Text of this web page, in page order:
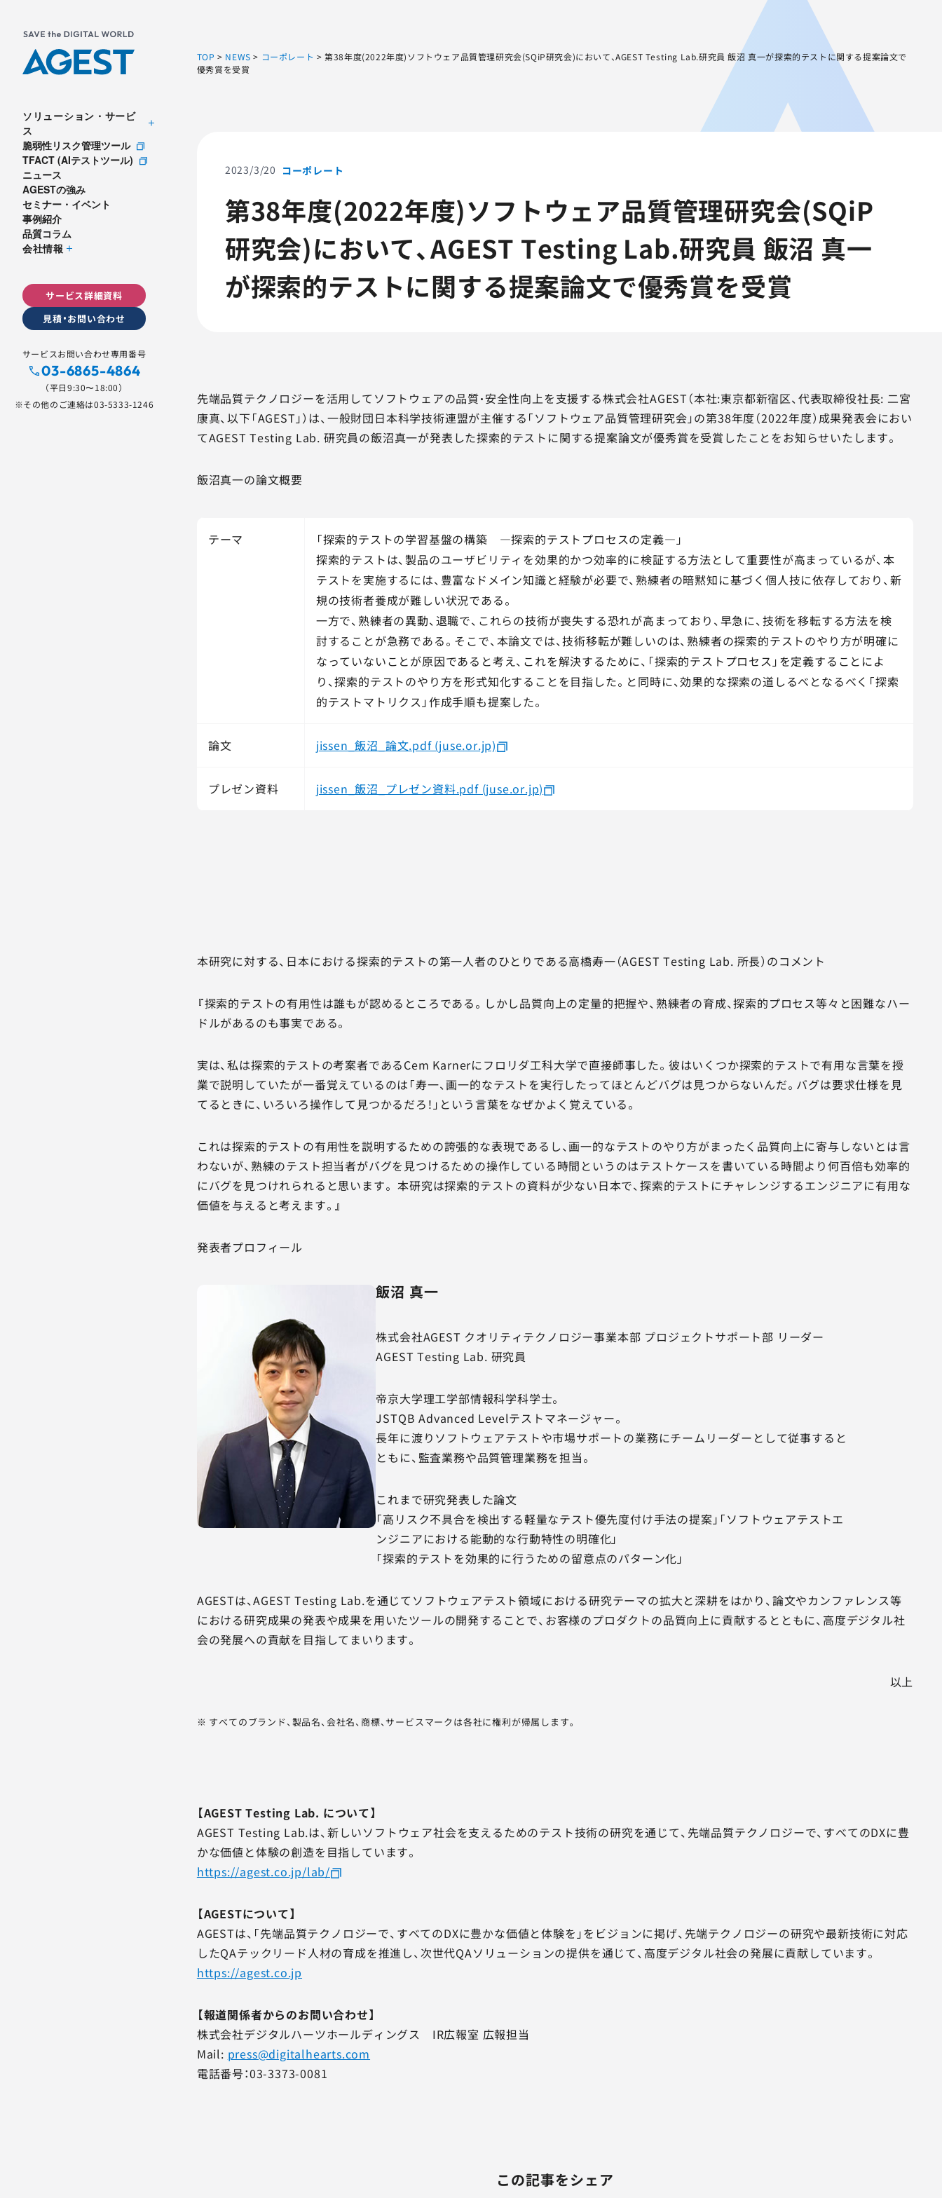
ソリューション・サービ
ス
脆弱性リスク管理ツール
TFACT (AIテストツール)
ニュース
AGESTの強み
セミナー・イベント
事例紹介
品質コラム
会社情報
サービス詳細資料
見積・お問い合わせ
サービスお問い合わせ専用番号
03-6865-4864
（平日9:30〜18:00）
※その他のご連絡は03-5333-1246
TOP > NEWS > コーポレート >第38年度(2022年度)ソフトウェア品質管理研究会(SQiP研究会)において、AGEST Testing Lab.研究員 飯沼 真一が探索的テストに関する提案論文で
優秀賞を受賞
2023/3/20 コーポレート
第38年度(2022年度)ソフトウェア品質管理研究会(SQiP
研究会)において、AGEST Testing Lab.研究員 飯沼 真一
が探索的テストに関する提案論文で優秀賞を受賞
先端品質テクノロジーを活用してソフトウェアの品質・安全性向上を支援する株式会社AGEST（本社:東京都新宿区、代表取締役社長: 二宮
康真、以下「AGEST」）は、一般財団日本科学技術連盟が主催する「ソフトウェア品質管理研究会」の第38年度（2022年度）成果発表会におい
てAGEST Testing Lab. 研究員の飯沼真一が発表した探索的テストに関する提案論文が優秀賞を受賞したことをお知らせいたします。
飯沼真一の論文概要
テーマ
「探索的テストの学習基盤の構築 ―探索的テストプロセスの定義―」
探索的テストは、製品のユーザビリティを効果的かつ効率的に検証する方法として重要性が高まっているが、本
テストを実施するには、豊富なドメイン知識と経験が必要で、熟練者の暗黙知に基づく個人技に依存しており、新
規の技術者養成が難しい状況である。
一方で、熟練者の異動、退職で、これらの技術が喪失する恐れが高まっており、早急に、技術を移転する方法を検
討することが急務である。そこで、本論文では、技術移転が難しいのは、熟練者の探索的テストのやり方が明確に
なっていないことが原因であると考え、これを解決するために、「探索的テストプロセス」を定義することによ
り、探索的テストのやり方を形式知化することを目指した。と同時に、効果的な探索の道しるべとなるべく「探索
的テストマトリクス」作成手順も提案した。
論文 jissen_飯沼_論文.pdf (juse.or.jp)
プレゼン資料 jissen_飯沼_プレゼン資料.pdf (juse.or.jp)
本研究に対する、日本における探索的テストの第一人者のひとりである高橋寿一（AGEST Testing Lab. 所長）のコメント
『探索的テストの有用性は誰もが認めるところである。しかし品質向上の定量的把握や、熟練者の育成、探索的プロセス等々と困難なハー
ドルがあるのも事実である。
実は、私は探索的テストの考案者であるCem Karnerにフロリダ工科大学で直接師事した。彼はいくつか探索的テストで有用な言葉を授
業で説明していたが一番覚えているのは「寿一、画一的なテストを実行したってほとんどバグは見つからないんだ。バグは要求仕様を見
てるときに、いろいろ操作して見つかるだろ！」という言葉をなぜかよく覚えている。
これは探索的テストの有用性を説明するための誇張的な表現であるし、画一的なテストのやり方がまったく品質向上に寄与しないとは言
わないが、熟練のテスト担当者がバグを見つけるための操作している時間というのはテストケースを書いている時間より何百倍も効率的
にバグを見つけれられると思います。 本研究は探索的テストの資料が少ない日本で、探索的テストにチャレンジするエンジニアに有用な
価値を与えると考えます。』
発表者プロフィール
飯沼 真一
株式会社AGEST クオリティテクノロジー事業本部 プロジェクトサポート部 リーダー
AGEST Testing Lab. 研究員
帝京大学理工学部情報科学科学士。
JSTQB Advanced Levelテストマネージャー。
長年に渡りソフトウェアテストや市場サポートの業務にチームリーダーとして従事すると
ともに、監査業務や品質管理業務を担当。
これまで研究発表した論文
「高リスク不具合を検出する軽量なテスト優先度付け手法の提案」「ソフトウェアテストエ
ンジニアにおける能動的な行動特性の明確化」
「探索的テストを効果的に行うための留意点のパターン化」
AGESTは、AGEST Testing Lab.を通じてソフトウェアテスト領域における研究テーマの拡大と深耕をはかり、論文やカンファレンス等
における研究成果の発表や成果を用いたツールの開発することで、お客様のプロダクトの品質向上に貢献するとともに、高度デジタル社
会の発展への貢献を目指してまいります。
以上
※ すべてのブランド、製品名、会社名、商標、サービスマークは各社に権利が帰属します。
【AGEST Testing Lab. について】
AGEST Testing Lab.は、新しいソフトウェア社会を支えるためのテスト技術の研究を通じて、先端品質テクノロジーで、すべてのDXに豊
かな価値と体験の創造を目指しています。
https://agest.co.jp/lab/
【AGESTについて】
AGESTは、「先端品質テクノロジーで、すべてのDXに豊かな価値と体験を」をビジョンに掲げ、先端テクノロジーの研究や最新技術に対応
したQAテックリード人材の育成を推進し、次世代QAソリューションの提供を通じて、高度デジタル社会の発展に貢献しています。
https://agest.co.jp
【報道関係者からのお問い合わせ】
株式会社デジタルハーツホールディングス IR広報室 広報担当
Mail: press@digitalhearts.com
電話番号：03-3373-0081
この記事をシェア